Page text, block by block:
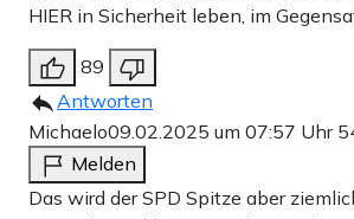
HIER in Sicherheit leben, im
89
Antworten
Michaelo09.02.2025 um 07:57 Uhr
Melden
Das wird der SPD Spitze aber